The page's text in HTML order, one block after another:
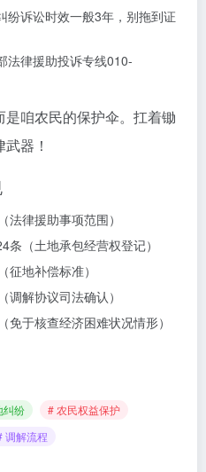
纷诉讼时效一般3年，别拖到证
法律援助投诉专线010-
咱农民的保护伞。扛着锄
器！
法律援助事项范围）
条（土地承包经营权登记）
征地补偿标准）
调解协议司法确认）
免于核查经济困难状况情形）
纠纷
# 农民权益保护
调解流程